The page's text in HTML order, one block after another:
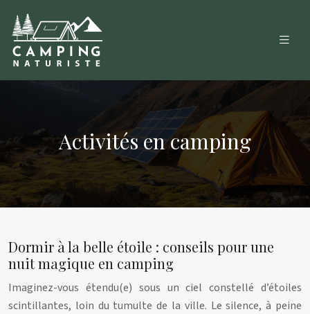
Activités en camping
Dormir à la belle étoile : conseils pour une
nuit magique en camping
Imaginez-vous étendu(e) sous un ciel constellé d’étoiles
scintillantes, loin du tumulte de la ville. Le silence, à peine